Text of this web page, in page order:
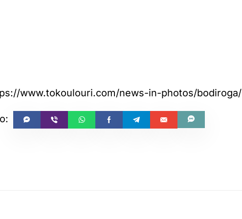
www.tokoulouri.com/news-in-photos/bodiroga/